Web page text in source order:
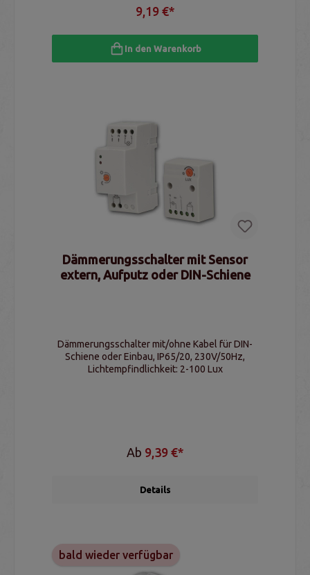
9,19 €*
In den Warenkorb
Dämmerungsschalter mit Sensor
extern, Aufputz oder DIN-Schiene
Dämmerungsschalter mit/ohne Kabel für DIN-
Schiene oder Einbau, IP65/20, 230V/50Hz,
Lichtempfindlichkeit: 2-100 Lux
Ab 9,39 €*
Details
bald wieder verfügbar